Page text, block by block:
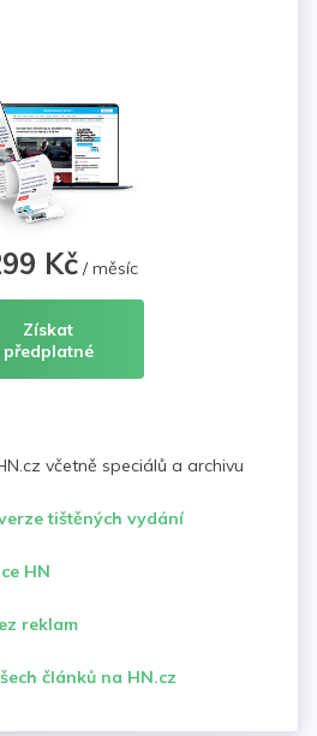
Kč/ měsíc
Získat
předplatné
včetně speciálů a archivu
tištěných vydání
HN
reklam
článků na HN.cz